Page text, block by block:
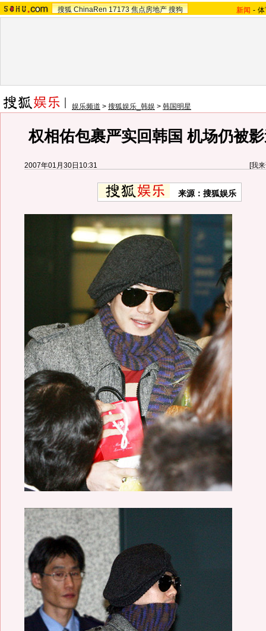
搜狐 ChinaRen 17173 焦点房地产 搜狗 新闻 -
娱乐频道 > 搜狐娱乐_韩娱 > 韩国明星
权相佑包裹严实回韩国 机场仍被
2007年01月30日10:31 [我
来源：搜狐娱乐